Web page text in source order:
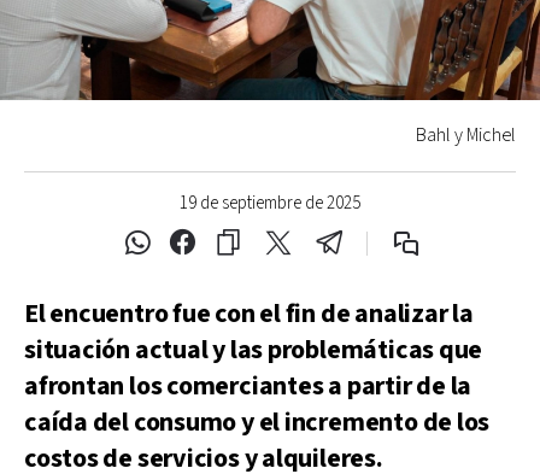
19 de septiembre de 2025
Bahl y Michel
El encuentro fue con el fin de analizar la
situación actual y las problemáticas que
afrontan los comerciantes a partir de la
caída del consumo y el incremento de los
costos de servicios y alquileres.